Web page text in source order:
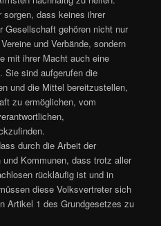
dass keines ihrer
Gesellschaft gehören nicht nur
und Verbände, sondern
mit ihrer Macht auch eine
Sie sind aufgerufen die
und die Mittel bereitzustellen,
zu ermöglichen, vom
durch die Arbeit der
Kommunen, dass trotz aller
rückläufig ist und in
diese Volksvertreter sich
Artikel 1 des Grundgesetzes zu